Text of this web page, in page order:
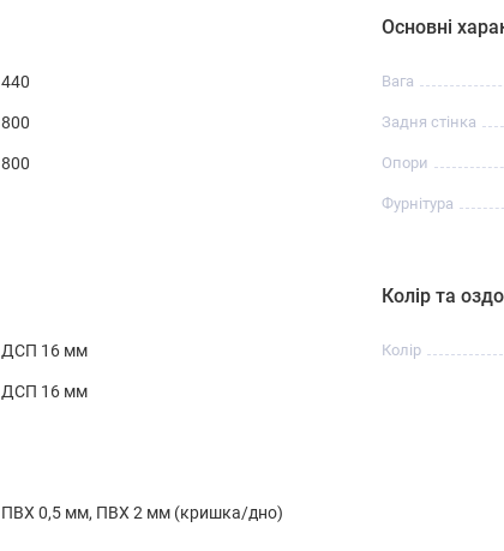
440
800
800
Основні
Вага
Задня стінка
Опори
Фурнітура
ДСП 16 мм
ДСП 16 мм
Колір та
Колір
ПВХ 0,5 мм, ПВХ 2 мм (кришка/дно)